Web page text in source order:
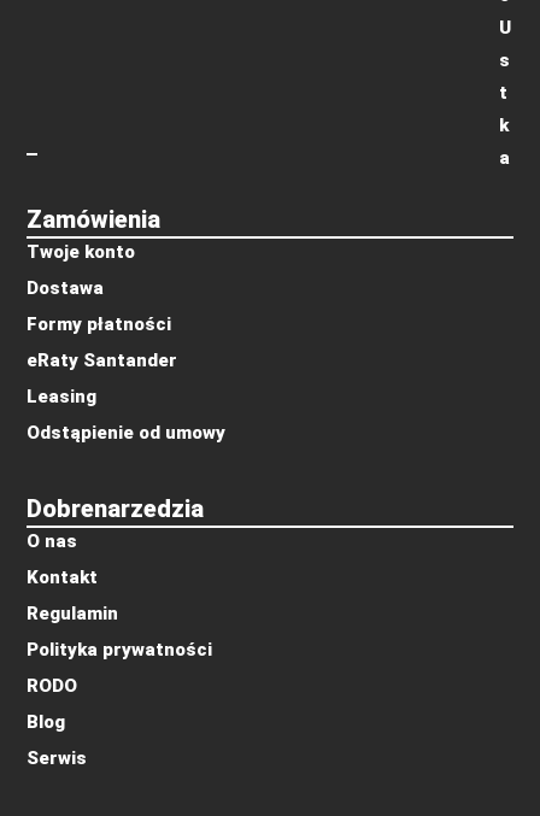
Dobrenarzedzia
O nas
Kontakt
Regulamin
Polityka prywatności
RODO
Blog
Serwis
Zamówienia
Twoje konto
Dostawa
Formy płatności
eRaty Santander
Leasing
Odstąpienie od umowy
U
s
t
k
a